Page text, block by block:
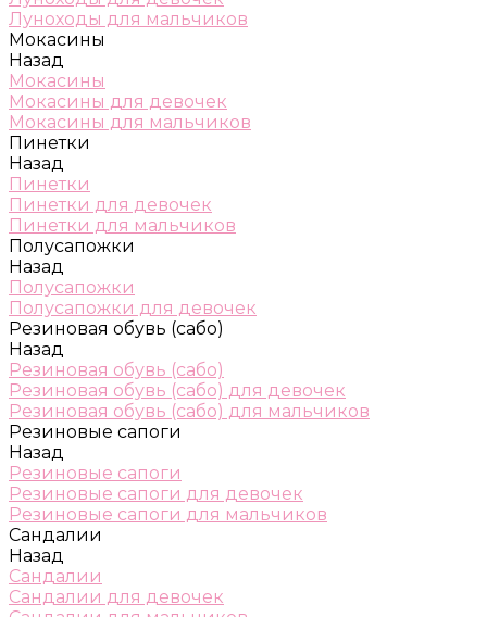
Луноходы для мальчиков
Мокасины
Назад
Мокасины
Мокасины для девочек
Мокасины для мальчиков
Пинетки
Назад
Пинетки
Пинетки для девочек
Пинетки для мальчиков
Полусапожки
Назад
Полусапожки
Полусапожки для девочек
Резиновая обувь (сабо)
Назад
Резиновая обувь (сабо)
Резиновая обувь (сабо) для девочек
Резиновая обувь (сабо) для мальчиков
Резиновые сапоги
Назад
Резиновые сапоги
Резиновые сапоги для девочек
Резиновые сапоги для мальчиков
Сандалии
Назад
Сандалии
Сандалии для девочек